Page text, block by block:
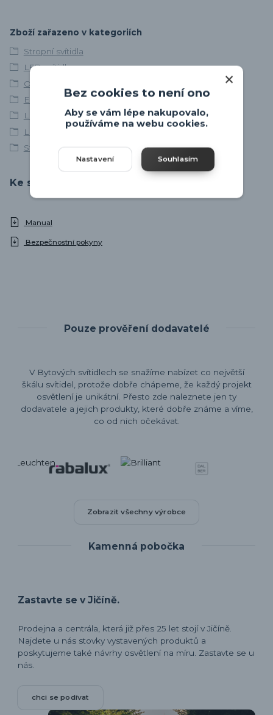
Zboží zařazeno v kategoriích
Stropní svítidla
LED svítidla
Osvětlení chodby
EGLO
LED stropní svítidla
LED stropní svítidla
Stropní svítidla do chodby
Ke stažení
Manual
Bezpečnostní pokyny
Pouze prověření dodavatelé
V Bytových svítidlech se snažíme nabízet co největší
škálu svítidel, protože dobře chápeme, že každý projekt
osvětlení je unikátní. Přesto zde naleznete jen ty
dodavatele a jejich produkty, které dobře známe a víme,
co od nich očekávat.
Zobrazit všechny výrobce
Kamenná pobočka
Zastavte se v Jičíně.
Prodejna a centrála, která již přes 25 let stojí v Jičíně.
Najdete u nás stovky vystavených produktů a
poskytujeme také návrhy osvětlení na míru. Zastavte se u
nás.
chci se podívat
Bez cookies to není ono
Aby se vám lépe nakupovalo,
používáme na webu cookies.
Nastavení Souhlasím